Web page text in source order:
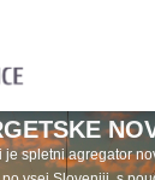
je spletni agregator